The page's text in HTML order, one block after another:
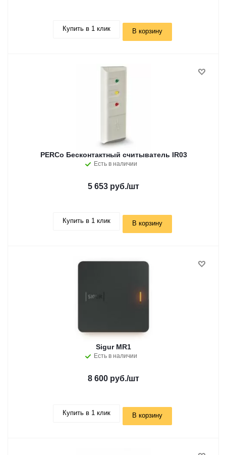
Купить в 1 клик В корзину
PERCo Бесконтактный считыватель IR03
Есть в наличии
5 653 руб./шт
Купить в 1 клик В корзину
Sigur MR1
Есть в наличии
8 600 руб./шт
Купить в 1 клик В корзину